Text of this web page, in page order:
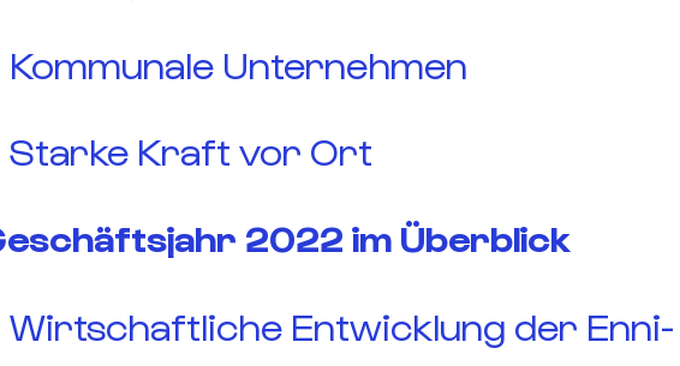
Kommunale Unternehmen
Starke Kraft vor Ort
2022 im Überblick
Wirtschaftliche Entwicklung der Enni-